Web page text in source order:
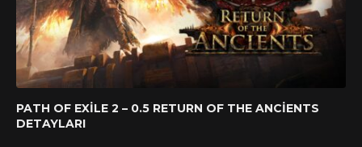
PATH OF EXILE 2 – 0.5 RETURN OF THE ANCIENTS
DETAYLARI